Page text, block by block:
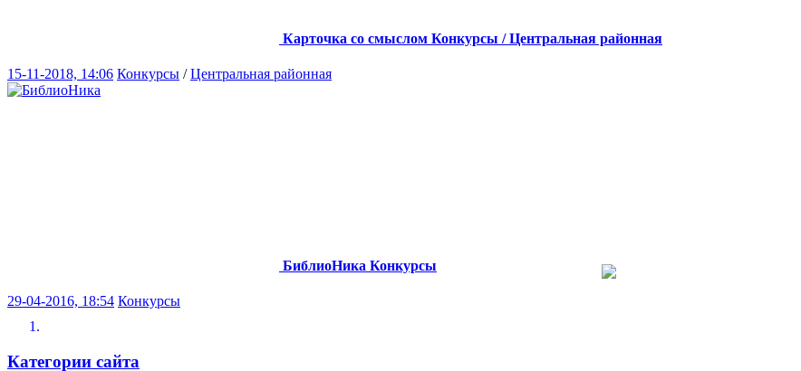
Карточка со смыслом Конкурсы / Центральная районная
15-11-2018, 14:06 Конкурсы /Центральная районная
БиблиоНика Конкурсы
29-04-2016, 18:54 Конкурсы
Категории сайта